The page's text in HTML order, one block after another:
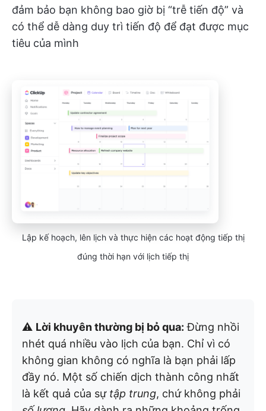
đảm bảo bạn không bao giờ bị “trễ tiến độ” và
có thể dễ dàng duy trì tiến độ để đạt được mục
tiêu của mình
Lập kế hoạch, lên lịch và thực hiện các hoạt động tiếp thị
đúng thời hạn với lịch tiếp thị
⚠️ Lời khuyên thường bị bỏ qua: Đừng nhồi
nhét quá nhiều vào lịch của bạn. Chỉ vì có
không gian không có nghĩa là bạn phải lấp
đầy nó. Một số chiến dịch thành công nhất
là kết quả của sự tập trung, chứ không phải